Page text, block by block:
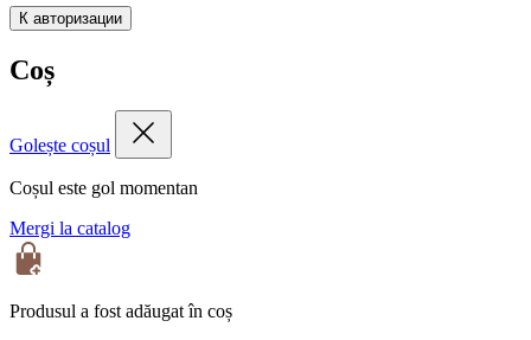
К авторизации
Coș
Golește coșul
Coșul este gol momentan
Mergi la catalog
Produsul a fost adăugat în coș